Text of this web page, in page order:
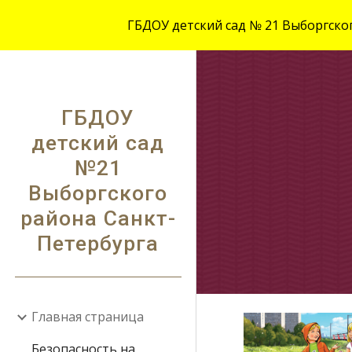
ГБДОУ детский сад № 21
ГБДОУ
детский сад
№21
Выборгского
района Санкт-
Петербурга
Главная страница